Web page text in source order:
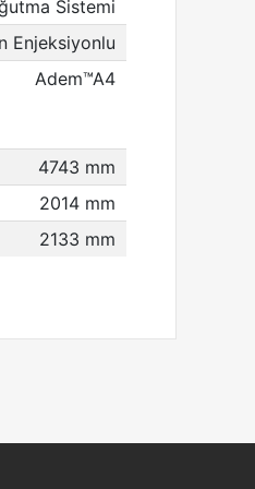
Sistemi
Enjeksiyonlu
Adem™A4
4743 mm
2014 mm
2133 mm